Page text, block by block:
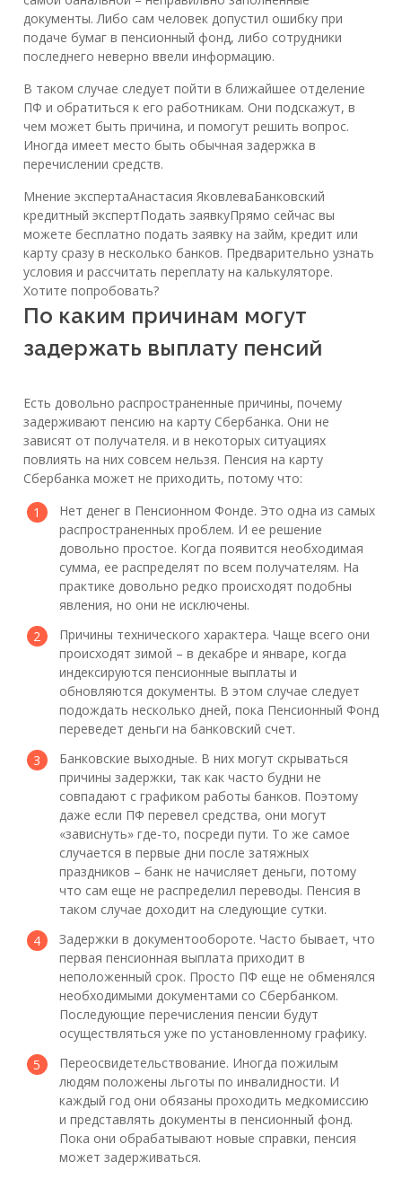
документы. Либо сам человек допустил ошибку при
подаче бумаг в пенсионный фонд, либо сотрудники
последнего неверно ввели информацию.
В таком случае следует пойти в ближайшее отделение
ПФ и обратиться к его работникам. Они подскажут, в
чем может быть причина, и помогут решить вопрос.
Иногда имеет место быть обычная задержка в
перечислении средств.
Мнение экспертаАнастасия ЯковлеваБанковский
кредитный экспертПодать заявкуПрямо сейчас вы
можете бесплатно подать заявку на займ, кредит или
карту сразу в несколько банков. Предварительно узнать
условия и рассчитать переплату на калькуляторе.
Хотите попробовать?
По каким причинам могут
задержать выплату пенсий
Есть довольно распространенные причины, почему
задерживают пенсию на карту Сбербанка. Они не
зависят от получателя. и в некоторых ситуациях
повлиять на них совсем нельзя. Пенсия на карту
Сбербанка может не приходить, потому что:
Нет денег в Пенсионном Фонде. Это одна из самых
распространенных проблем. И ее решение
довольно простое. Когда появится необходимая
сумма, ее распределят по всем получателям. На
практике довольно редко происходят подобны
явления, но они не исключены.
Причины технического характера. Чаще всего они
происходят зимой – в декабре и январе, когда
индексируются пенсионные выплаты и
обновляются документы. В этом случае следует
подождать несколько дней, пока Пенсионный Фонд
переведет деньги на банковский счет.
Банковские выходные. В них могут скрываться
причины задержки, так как часто будни не
совпадают с графиком работы банков. Поэтому
даже если ПФ перевел средства, они могут
«зависнуть» где-то, посреди пути. То же самое
случается в первые дни после затяжных
праздников – банк не начисляет деньги, потому
что сам еще не распределил переводы. Пенсия в
таком случае доходит на следующие сутки.
Задержки в документообороте. Часто бывает, что
первая пенсионная выплата приходит в
неположенный срок. Просто ПФ еще не обменялся
необходимыми документами со Сбербанком.
Последующие перечисления пенсии будут
осуществляться уже по установленному графику.
Переосвидетельствование. Иногда пожилым
людям положены льготы по инвалидности. И
каждый год они обязаны проходить медкомиссию
и представлять документы в пенсионный фонд.
Пока они обрабатывают новые справки, пенсия
может задерживаться.